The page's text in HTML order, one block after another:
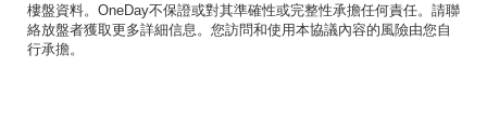
樓盤資料。OneDay不保證或對其準確性或完整性承擔任何責任。請聯
絡放盤者獲取更多詳細信息。您訪問和使用本協議內容的風險由您自
行承擔。